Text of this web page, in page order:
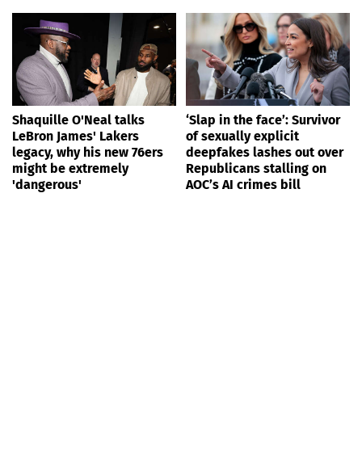
Shaquille O'Neal talks
LeBron James' Lakers
legacy, why his new 76ers
might be extremely
'dangerous'
‘Slap in the face’: Survivor
of sexually explicit
deepfakes lashes out over
Republicans stalling on
AOC’s AI crimes bill